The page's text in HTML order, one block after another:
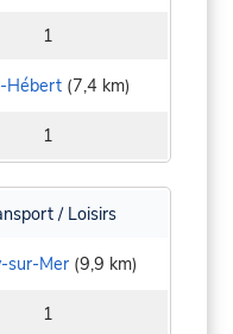
1
Hébert (7,4 km)
1
/ Loisirs
sur-Mer (9,9 km)
1